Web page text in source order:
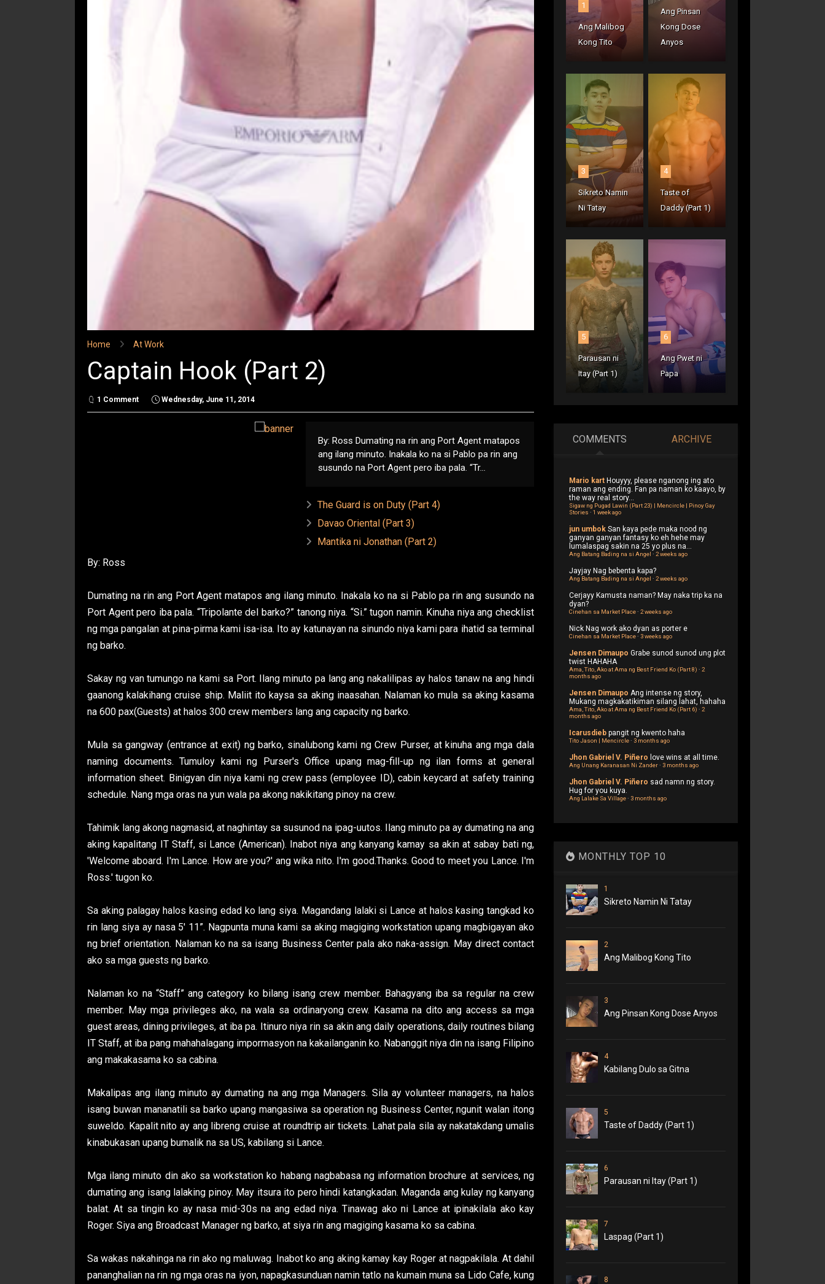
Home At Work
Captain Hook (Part 2)
1 Comment Wednesday, June 11, 2014
By: Ross Dumating na rin ang Port Agent matapos
ang ilang minuto. Inakala ko na si Pablo pa rin ang
susundo na Port Agent pero iba pala. “Tr...
The Guard is on Duty (Part 4)
Davao Oriental (Part 3)
Mantika ni Jonathan (Part 2)
By: Ross
Dumating na rin ang Port Agent matapos ang ilang minuto. Inakala ko na si Pablo pa rin ang susundo na
Port Agent pero iba pala. “Tripolante del barko?” tanong niya. “Si.” tugon namin. Kinuha niya ang checklist
ng mga pangalan at pina-pirma kami isa-isa. Ito ay katunayan na sinundo niya kami para ihatid sa terminal
ng barko.
Sakay ng van tumungo na kami sa Port. Ilang minuto pa lang ang nakalilipas ay halos tanaw na ang hindi
gaanong kalakihang cruise ship. Maliit ito kaysa sa aking inaasahan. Nalaman ko mula sa aking kasama
na 600 pax(Guests) at halos 300 crew members lang ang capacity ng barko.
Mula sa gangway (entrance at exit) ng barko, sinalubong kami ng Crew Purser, at kinuha ang mga dala
naming documents. Tumuloy kami ng Purser's Office upang mag-fill-up ng ilan forms at general
information sheet. Binigyan din niya kami ng crew pass (employee ID), cabin keycard at safety training
schedule. Nang mga oras na yun wala pa akong nakikitang pinoy na crew.
Tahimik lang akong nagmasid, at naghintay sa susunod na ipag-uutos. Ilang minuto pa ay dumating na ang
aking kapalitang IT Staff, si Lance (American). Inabot niya ang kanyang kamay sa akin at sabay bati ng,
'Welcome aboard. I'm Lance. How are you?' ang wika nito. I'm good.Thanks. Good to meet you Lance. I'm
Ross.' tugon ko.
Sa aking palagay halos kasing edad ko lang siya. Magandang lalaki si Lance at halos kasing tangkad ko
rin lang siya ay nasa 5' 11”. Nagpunta muna kami sa aking magiging workstation upang magbigayan ako
ng brief orientation. Nalaman ko na sa isang Business Center pala ako naka-assign. May direct contact
ako sa mga guests ng barko.
Nalaman ko na “Staff” ang category ko bilang isang crew member. Bahagyang iba sa regular na crew
member. May mga privileges ako, na wala sa ordinaryong crew. Kasama na dito ang access sa mga
guest areas, dining privileges, at iba pa. Itinuro niya rin sa akin ang daily operations, daily routines bilang
IT Staff, at iba pang mahahalagang impormasyon na kakailanganin ko. Nabanggit niya din na isang Filipino
ang makakasama ko sa cabina.
Makalipas ang ilang minuto ay dumating na ang mga Managers. Sila ay volunteer managers, na halos
isang buwan mananatili sa barko upang mangasiwa sa operation ng Business Center, ngunit walan itong
suweldo. Kapalit nito ay ang libreng cruise at roundtrip air tickets. Lahat pala sila ay nakatakdang umalis
kinabukasan upang bumalik na sa US, kabilang si Lance.
Mga ilang minuto din ako sa workstation ko habang nagbabasa ng information brochure at services, ng
dumating ang isang lalaking pinoy. May itsura ito pero hindi katangkadan. Maganda ang kulay ng kanyang
balat. At sa tingin ko ay nasa mid-30s na ang edad niya. Tinawag ako ni Lance at ipinakilala ako kay
Roger. Siya ang Broadcast Manager ng barko, at siya rin ang magiging kasama ko sa cabina.
Sa wakas nakahinga na rin ako ng maluwag. Inabot ko ang aking kamay kay Roger at nagpakilala. At dahil
pananghalian na rin ng mga oras na iyon, napagkasunduan namin tatlo na kumain muna sa Lido Cafe, kung
1
Ang Malibog
Kong Tito
Ang Pinsan
Kong Dose
Anyos
3
Sikreto Namin
Ni Tatay
4
Taste of
Daddy (Part 1)
5
Parausan ni
Itay (Part 1)
6
Ang Pwet ni
Papa
COMMENTS ARCHIVE
Mario kart Houyyy, please nganong ing ato
raman ang ending. Fan pa naman ko kaayo, by
the way real story...
Sigaw ng Pugad Lawin (Part 23) | Mencircle | Pinoy Gay
Stories · 1 week ago
jun umbok San kaya pede maka nood ng
ganyan ganyan fantasy ko eh hehe may
lumalaspag sakin na 25 yo plus na...
Ang Batang Bading na si Angel · 2 weeks ago
Jayjay Nag bebenta kapa?
Ang Batang Bading na si Angel · 2 weeks ago
Cerjayy Kamusta naman? May naka trip ka na
dyan?
Cinehan sa Market Place· 2 weeks ago
Nick Nag work ako dyan as porter e
Cinehan sa Market Place· 3 weeks ago
Jensen Dimaupo Grabe sunod sunod ung plot
twist HAHAHA
Ama, Tito, Ako at Ama ng Best Friend Ko (Part 8) · 2
months ago
Jensen Dimaupo Ang intense ng story,
Mukang magkakatikiman silang lahat, hahaha
Ama, Tito, Ako at Ama ng Best Friend Ko (Part 6) · 2
months ago
Icarusdieb pangit ng kwento haha
Tito Jason | Mencircle· 3 months ago
Jhon Gabriel V. Piñero love wins at all time.
Ang Unang Karanasan Ni Zander· 3 months ago
Jhon Gabriel V. Piñero sad namn ng story.
Hug for you kuya.
Ang Lalake Sa Village· 3 months ago
MONTHLY TOP 10
1
Sikreto Namin Ni Tatay
2
Ang Malibog Kong Tito
3
Ang Pinsan Kong Dose Anyos
4
Kabilang Dulo sa Gitna
5
Taste of Daddy (Part 1)
6
Parausan ni Itay (Part 1)
7
Laspag (Part 1)
8